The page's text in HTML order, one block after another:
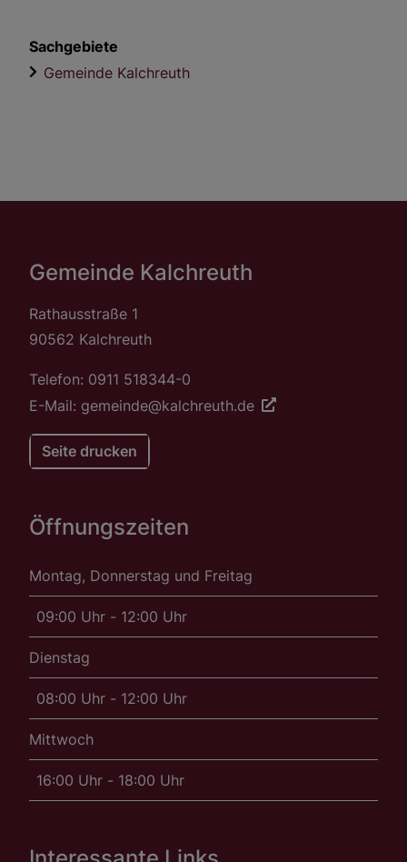
Sachgebiete
Gemeinde Kalchreuth
Gemeinde Kalchreuth
Rathausstraße 1
90562 Kalchreuth
Telefon: 0911 518344-0
E-Mail: gemeinde@kalchreuth.de
Seite drucken
Öffnungszeiten
Montag, Donnerstag und Freitag
09:00 Uhr - 12:00 Uhr
Dienstag
08:00 Uhr - 12:00 Uhr
Mittwoch
16:00 Uhr - 18:00 Uhr